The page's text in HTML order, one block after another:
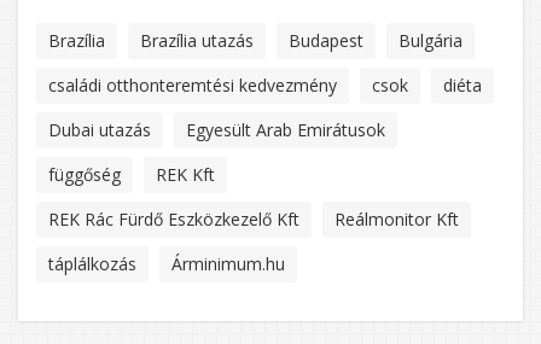
Brazília Brazília utazás Budapest
Bulgária
családi otthonteremtési kedvezmény
csok
diéta
Dubai utazás
Egyesült Arab Emirátusok
függőség
REK Kft
REK Rác Fürdő Eszközkezelő Kft
Reálmonitor Kft
táplálkozás
Árminimum.hu